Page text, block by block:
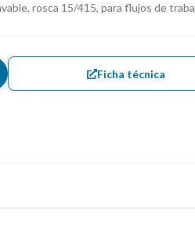
rosca 15/415, para flujos de
Ficha técnica